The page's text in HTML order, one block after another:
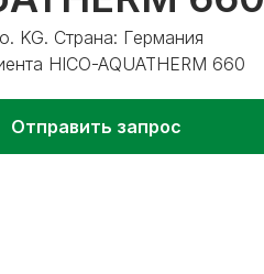
KG. Страна: Германия
HICO-AQUATHERM 660
Отправить запрос